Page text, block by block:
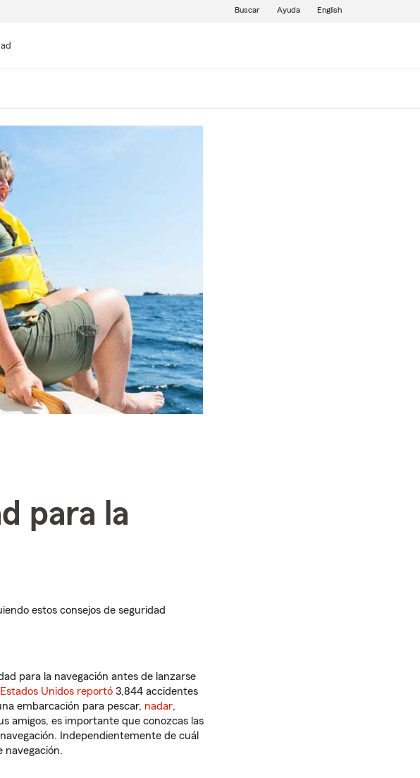
Buscar Ayuda English
para la
estos consejos de seguridad
para la navegación antes de lanzarse
Unidos reportó 3,844 accidentes
embarcación para pescar, nadar,
amigos, es importante que conozcas las
Independientemente de cuál
navegación.